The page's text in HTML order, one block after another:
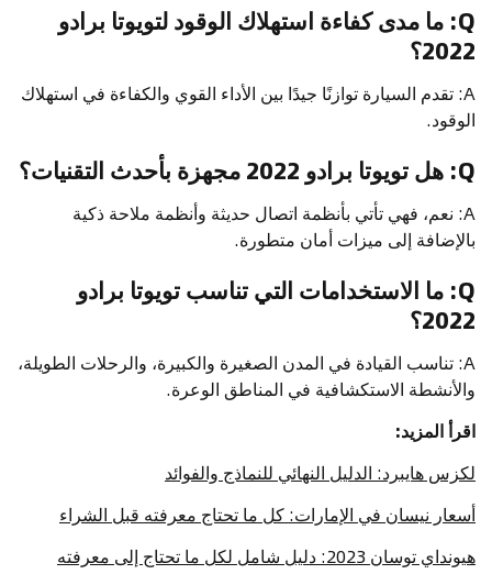
Q: ما مدى كفاءة استهلاك الوقود لتويوتا برادو
2022؟
A: تقدم السيارة توازنًا جيدًا بين الأداء القوي والكفاءة في استهلاك
الوقود.
Q: هل تويوتا برادو 2022 مجهزة بأحدث التقنيات؟
A: نعم، فهي تأتي بأنظمة اتصال حديثة وأنظمة ملاحة ذكية
بالإضافة إلى ميزات أمان متطورة.
Q: ما الاستخدامات التي تناسب تويوتا برادو
2022؟
A: تناسب القيادة في المدن الصغيرة والكبيرة، والرحلات الطويلة،
والأنشطة الاستكشافية في المناطق الوعرة.
اقرأ المزيد:
لكزس هايبرد: الدليل النهائي للنماذج والفوائد
أسعار نيسان في الإمارات: كل ما تحتاج معرفته قبل الشراء
هيونداي توسان 2023: دليل شامل لكل ما تحتاج إلى معرفته